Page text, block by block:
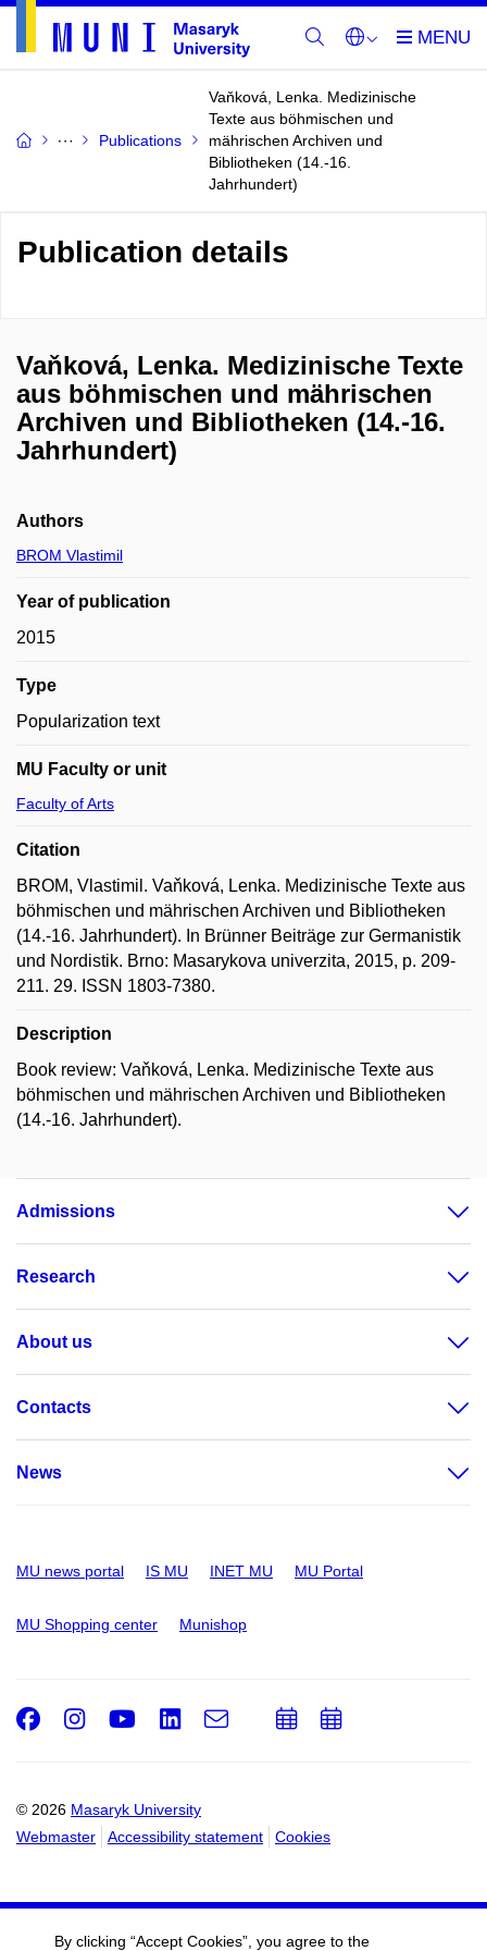
Publications
Vaňková, Lenka. Medizinische
Texte aus böhmischen und
mährischen Archiven und
Bibliotheken (14.-16.
Jahrhundert)
Publication details
Vaňková, Lenka. Medizinische Texte
aus böhmischen und mährischen
Archiven und Bibliotheken (14.-16.
Jahrhundert)
Authors
BROM Vlastimil
Year of publication
2015
Type
Popularization text
MU Faculty or unit
Faculty of Arts
Citation
BROM, Vlastimil. Vaňková, Lenka. Medizinische Texte aus
böhmischen und mährischen Archiven und Bibliotheken
(14.-16. Jahrhundert). In Brünner Beiträge zur Germanistik
und Nordistik. Brno: Masarykova univerzita, 2015, p. 209-
211. 29. ISSN 1803-7380.
Description
Book review: Vaňková, Lenka. Medizinische Texte aus
böhmischen und mährischen Archiven und Bibliotheken
(14.-16. Jahrhundert).
Admissions
Research
About us
Contacts
News
MU news portal IS MU INET MU MU Portal
MU Shopping center Munishop
© 2026 Masaryk University
Webmaster
Accessibility statement Cookies
Facebook
Instagram
Youtube
LinkedIn
e-
AddAdd
By clicking “Accept Cookies”, you agree to the